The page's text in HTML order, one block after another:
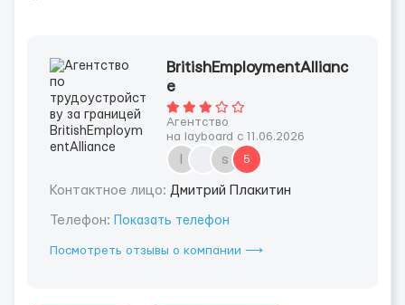
BritishEmploymentAllianc
e
Агентство
на layboard с 11.06.2026
s 5
Контактное лицо: Дмитрий Плакитин
Телефон: Показать телефон
Посмотреть отзывы о компании ⟶